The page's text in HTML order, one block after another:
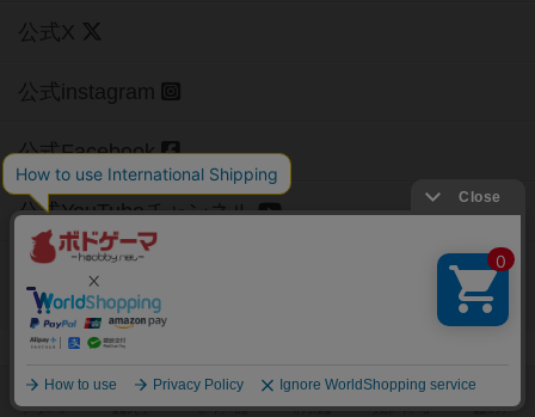
公式X
公式instagram
公式Facebook
公式YouTubeチャンネル